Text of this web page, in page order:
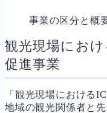
事業の区分と概
観光現場にお
促進事業
「観光現場における
地域の観光関係者と